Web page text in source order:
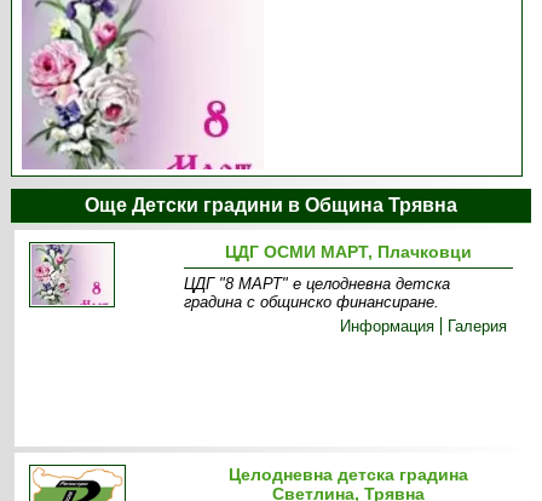
Още Детски градини в Община Трявна
ЦДГ ОСМИ МАРТ, Плачковци
ЦДГ "8 МАРТ" е целодневна детска
градина с общинско финансиране.
Информация
Галерия
Целодневна детска градина
Светлина, Трявна